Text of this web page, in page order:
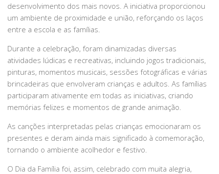
desenvolvimento dos mais novos. A iniciativa proporcionou
um ambiente de proximidade e união, reforçando os laços
entre a escola e as famílias.
Durante a celebração, foram dinamizadas diversas
atividades lúdicas e recreativas, incluindo jogos tradicionais,
pinturas, momentos musicais, sessões fotográficas e várias
brincadeiras que envolveram crianças e adultos. As famílias
participaram ativamente em todas as iniciativas, criando
memórias felizes e momentos de grande animação.
As canções interpretadas pelas crianças emocionaram os
presentes e deram ainda mais significado à comemoração,
tornando o ambiente acolhedor e festivo.
O Dia da Família foi, assim, celebrado com muita alegria,